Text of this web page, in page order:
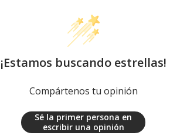
¡Estamos buscando estrellas!
Compártenos tu opinión
Sé la primer persona en
escribir una opinión